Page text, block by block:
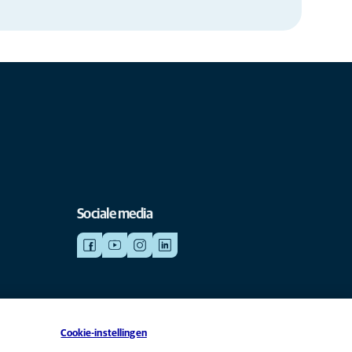
Sociale media
Cookie-instellingen